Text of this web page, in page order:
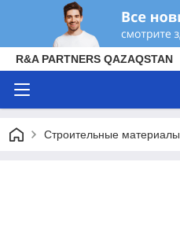
R&A PARTNERS QAZAQSTAN
Строительные материалы